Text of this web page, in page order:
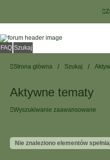
FAQ Szukaj
Strona główna Szukaj
Aktywne tematy
Wyszukiwanie zaawansowane
Nie znaleziono elementów